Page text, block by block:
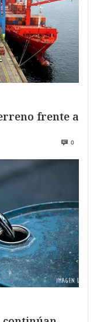
frente a
0